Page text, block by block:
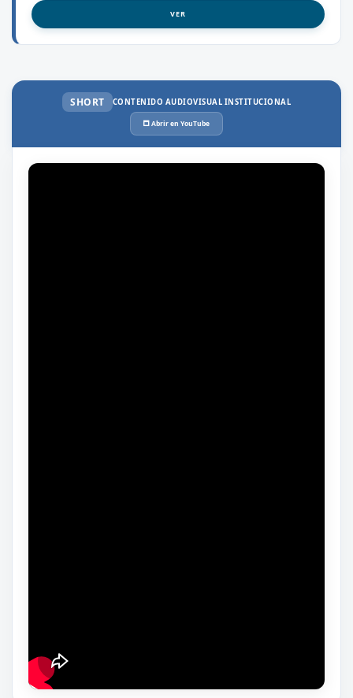
VER
SHORT CONTENIDO AUDIOVISUAL INSTITUCIONAL
🗖 Abrir en YouTube